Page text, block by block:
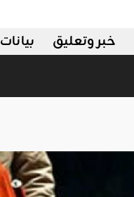
بيانات خبر وتعليق